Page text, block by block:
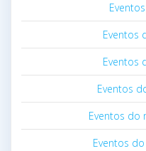
Eventos
Eventos
Eventos
Eventos do
Eventos